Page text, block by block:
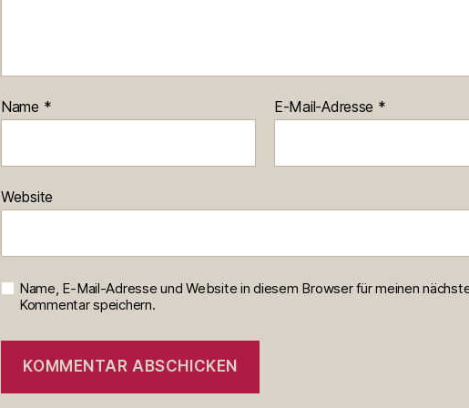
Name * E-Mail-Adresse *
Website
Name, E-Mail-Adresse und Website in diesem Browser für meinen
Kommentar speichern.